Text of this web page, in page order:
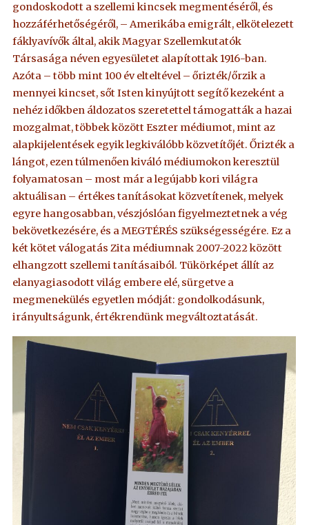
gondoskodott a szellemi kincsek megmentéséről, és
hozzáférhetőségéről, – Amerikába emigrált, elkötelezett
fáklyavívők által, akik Magyar Szellemkutatók
Társasága néven egyesületet alapítottak 1916-ban.
Azóta – több mint 100 év elteltével – őrizték/őrzik a
mennyei kincset, sőt Isten kinyújtott segítő kezeként a
nehéz időkben áldozatos szeretettel támogatták a hazai
mozgalmat, többek között Eszter médiumot, mint az
alapkijelentések egyik legkiválóbb közvetítőjét. Őrizték a
lángot, ezen túlmenően kiváló médiumokon keresztül
folyamatosan – most már a legújabb kori világra
aktuálisan – értékes tanításokat közvetítenek, melyek
egyre hangosabban, vészjóslóan figyelmeztetnek a vég
bekövetkezésére, és a MEGTÉRÉS szükségességére. Ez a
két kötet válogatás Zita médiumnak 2007-2022 között
elhangzott szellemi tanításaiból. Tükörképet állít az
elanyagiasodott világ embere elé, sürgetve a
megmenekülés egyetlen módját: gondolkodásunk,
irányultságunk, értékrendünk megváltoztatását.